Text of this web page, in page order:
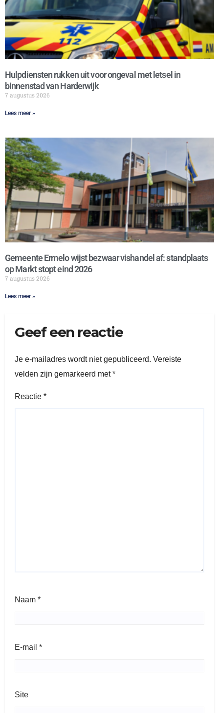
Hulpdiensten rukken uit voor ongeval met letsel in
binnenstad van Harderwijk
7 augustus 2026
Lees meer »
Gemeente Ermelo wijst bezwaar vishandel af: standplaats
op Markt stopt eind 2026
7 augustus 2026
Lees meer »
Geef een reactie
Je e-mailadres wordt niet gepubliceerd. Vereiste
velden zijn gemarkeerd met*
Reactie *
Naam *
E-mail *
Site